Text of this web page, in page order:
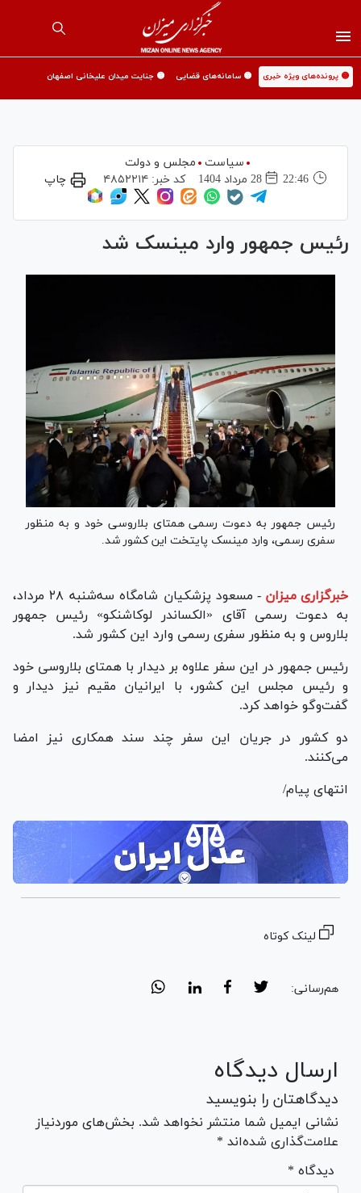
🟡 پرونده‌های ویژه خبری 🟡 سامانه‌های قضایی 🟡 جنایت میدان علیخانی اصفهان
سیاست
مجلس و دولت
22:46
28 مرداد 1404 کد خبر: ۴۸۵۲۲۱۴ چاپ
رئیس جمهور وارد مینسک شد
رئیس جمهور به دعوت رسمی همتای بلاروسی خود و به منظور
سفری رسمی، وارد مینسک پایتخت این کشور شد.
خبرگزاری میزان -
مسعود پزشکیان شامگاه سه‌شنبه ۲۸ مرداد،
به دعوت رسمی آقای «الکساندر لوکاشنکو» رئیس جمهور
بلاروس و به منظور سفری رسمی وارد این کشور شد.
رئیس جمهور در این سفر علاوه بر دیدار با همتای بلاروسی خود
و رئیس مجلس این کشور، با ایرانیان مقیم نیز دیدار و
گفت‌و‌گو خواهد کرد.
دو کشور در جریان این سفر چند سند همکاری نیز امضا
می‌کنند.
انتهای پیام/
لینک کوتاه
هم‌رسانی:
ارسال دیدگاه
دیدگاهتان را بنویسید
نشانی ایمیل شما منتشر نخواهد شد. بخش‌های موردنیاز
علامت‌گذاری شده‌اند *
* دیدگاه